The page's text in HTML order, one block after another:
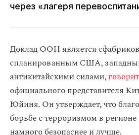
через «лагеря
Доклад ООН является
спланированным США,
антикитайскими силами,
официального представителя
Юйиня. Он утверждает, что
борьбе с терроризмом в регионе
намного безопаснее и лучше.